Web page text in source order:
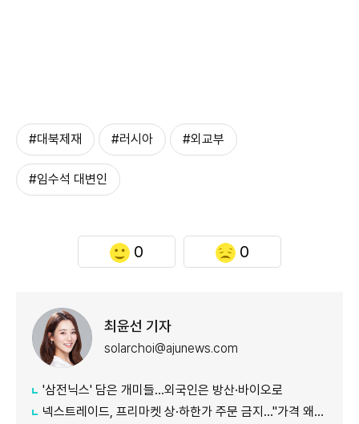
#대북제재 #러시아 #외교부
#임수석 대변인
0 0
최윤선 기자
solarchoi@ajunews.com
'삼전닉스' 담은 개미들…외국인은 방산·바이오로
넥스트레이드, 프리마켓 상·하한가 주문 금지…"가격 왜곡 방지"